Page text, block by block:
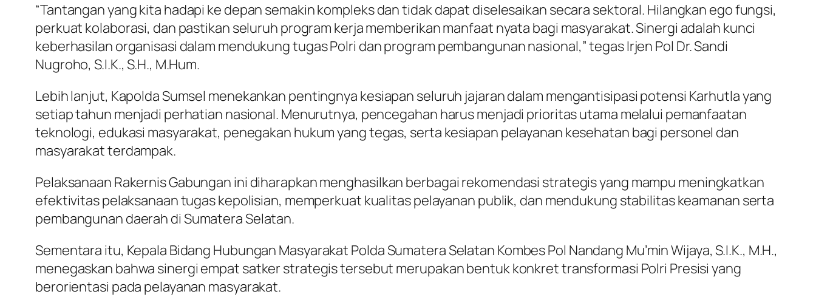
“Tantangan yang kita hadapi ke depan semakin kompleks dan tidak dapat diselesaikan secara sektoral. Hilangkan ego fungsi,
perkuat kolaborasi, dan pastikan seluruh program kerja memberikan manfaat nyata bagi masyarakat. Sinergi adalah kunci
keberhasilan organisasi dalam mendukung tugas Polri dan program pembangunan nasional,” tegas Irjen Pol Dr. Sandi
Nugroho, S.I.K., S.H., M.Hum.
Lebih lanjut, Kapolda Sumsel menekankan pentingnya kesiapan seluruh jajaran dalam mengantisipasi potensi Karhutla yang
setiap tahun menjadi perhatian nasional. Menurutnya, pencegahan harus menjadi prioritas utama melalui pemanfaatan
teknologi, edukasi masyarakat, penegakan hukum yang tegas, serta kesiapan pelayanan kesehatan bagi personel dan
masyarakat terdampak.
Pelaksanaan Rakernis Gabungan ini diharapkan menghasilkan berbagai rekomendasi strategis yang mampu meningkatkan
efektivitas pelaksanaan tugas kepolisian, memperkuat kualitas pelayanan publik, dan mendukung stabilitas keamanan serta
pembangunan daerah di Sumatera Selatan.
Sementara itu, Kepala Bidang Hubungan Masyarakat Polda Sumatera Selatan Kombes Pol Nandang Mu’min Wijaya, S.I.K., M.H.,
menegaskan bahwa sinergi empat satker strategis tersebut merupakan bentuk konkret transformasi Polri Presisi yang
berorientasi pada pelayanan masyarakat.